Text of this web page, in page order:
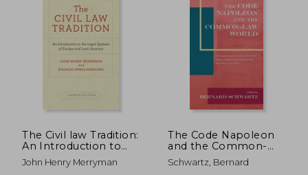
dcto.
50%
dcto.
The Civil law Tradition:
An Introduction to
the Legal Systems of
Europe and Latin
John Henry Merryman
The Code Napoleon
and the Common-
Law World: The
Sesquicentennial
Schwartz, Bernard